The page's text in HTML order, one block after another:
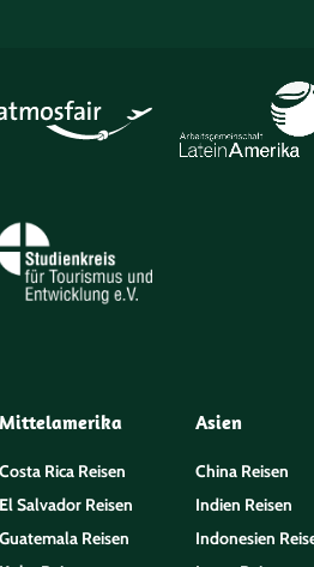
Mittelamerika
Costa Rica Reisen
El Salvador Reisen
Guatemala Reisen
Asien
China Reisen
Indien Reisen
Indonesien